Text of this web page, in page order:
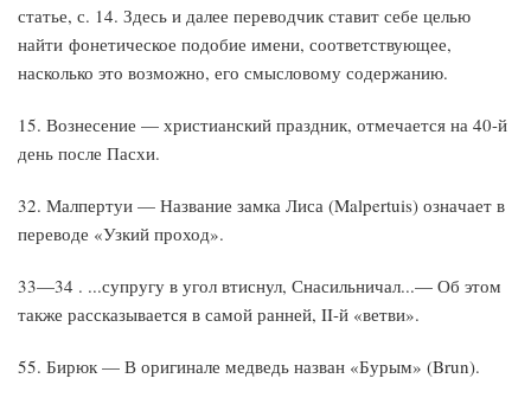
статье, с. 14. Здесь и далее переводчик ставит себе целью
найти фонетическое подобие имени, соответствующее,
насколько это возможно, его смысловому содержанию.
15. Вознесение — христианский праздник, отмечается на 40-й
день после Пасхи.
32. Малпертуи — Название замка Лиса (Malpertuis) озна­чает в
переводе «Узкий проход».
33—34 . ...супругу в угол втиснул, Снасильничал...— Об этом
также рассказывается в самой ранней, II-й «ветви».
55. Бирюк — В оригинале медведь назван «Бурым» (Brun).